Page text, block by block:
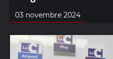
03 novembre 2024